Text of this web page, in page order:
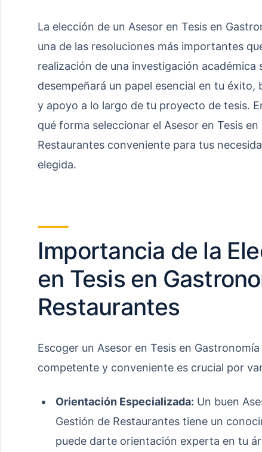
La elección de un Asesor en Tesis en
una de las resoluciones más importantes
realización de una investigación
desempeñará un papel esencial en tu
y apoyo a lo largo de tu proyecto de tesis.
qué forma seleccionar el Asesor en Tesis
Restaurantes conveniente para tus
elegida.
Importancia de la
en Tesis en
Restaurantes
Escoger un Asesor en Tesis en
competente y conveniente es crucial por
Orientación Especializada: Un buen
Gestión de Restaurantes tiene un
puede darte orientación experta en tu